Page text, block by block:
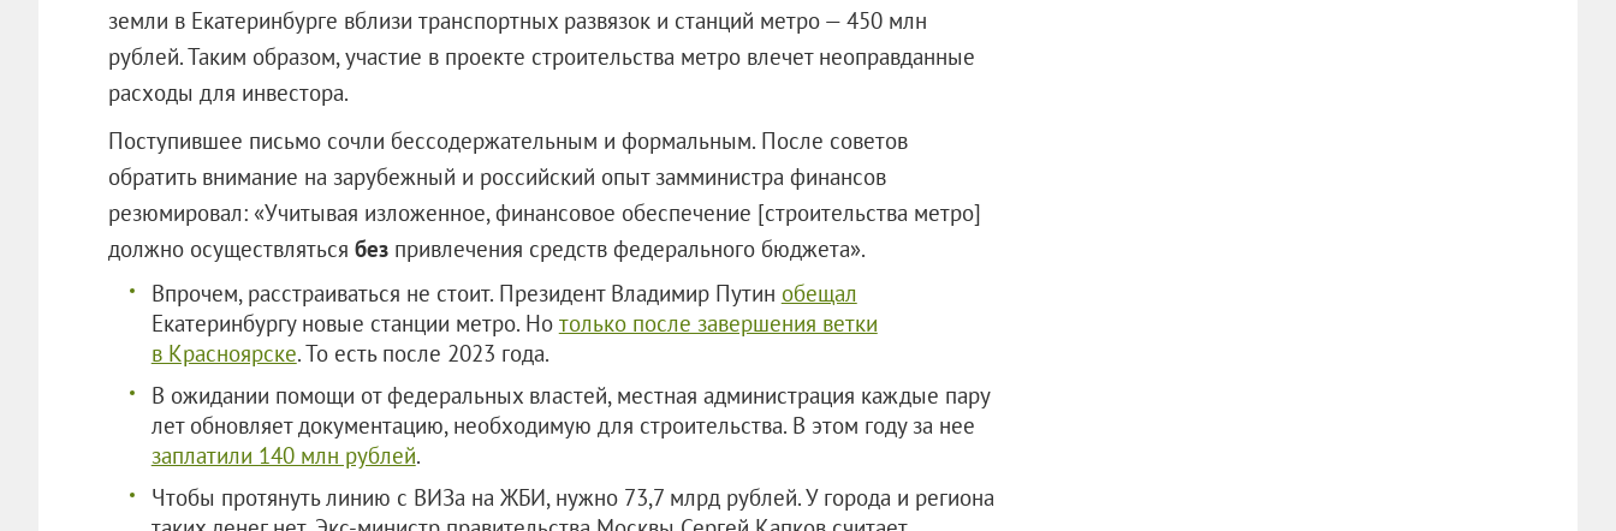
земли в Екатеринбурге вблизи транспортных развязок и станций метро — 450 млн
рублей. Таким образом, участие в проекте строительства метро влечет неоправданные
расходы для инвестора.
Поступившее письмо сочли бессодержательным и формальным. После советов
обратить внимание на зарубежный и российский опыт замминистра финансов
резюмировал: «Учитывая изложенное, финансовое обеспечение [строительства метро]
должно осуществляться без привлечения средств федерального бюджета».
Впрочем, расстраиваться не стоит. Президент Владимир Путин обещал
Екатеринбургу новые станции метро. Но только после завершения ветки
в Красноярске. То есть после 2023 года.
В ожидании помощи от федеральных властей, местная администрация каждые пару
лет обновляет документацию, необходимую для строительства. В этом году за нее
заплатили 140 млн рублей.
Чтобы протянуть линию с ВИЗа на ЖБИ, нужно 73,7 млрд рублей. У города и региона